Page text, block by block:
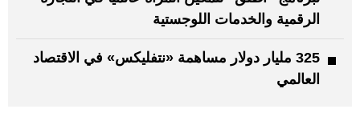
الرقمية والخدمات اللوجستية
325 مليار دولار مساهمة «نتفليكس» في الاقتصاد
العالمي